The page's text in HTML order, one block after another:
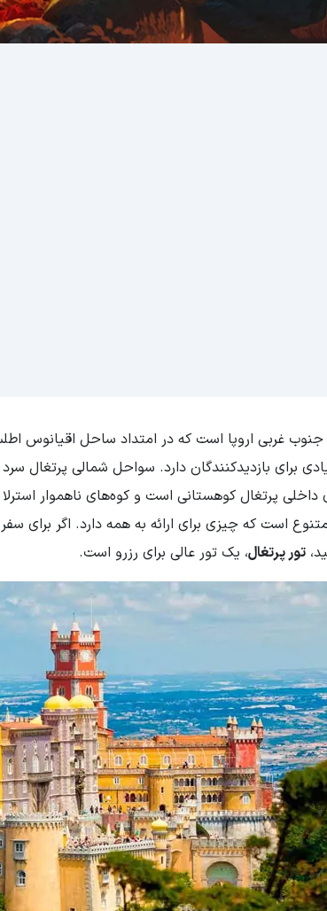
جنوب غربی اروپا است که در امتداد ساحل اقیانوس
برای بازدیدکنندگان دارد. سواحل شمالی پرتغال
پرتغال کوهستانی است و کوه‌های ناهموار
است که چیزی برای ارائه به همه دارد. اگر برای
تور پرتغال، یک تور عالی برای رزرو است.